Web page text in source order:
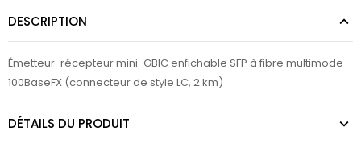
DESCRIPTION
Émetteur-récepteur mini-GBIC enfichable SFP à fibre multimode
100BaseFX (connecteur de style LC, 2 km)
DÉTAILS DU PRODUIT